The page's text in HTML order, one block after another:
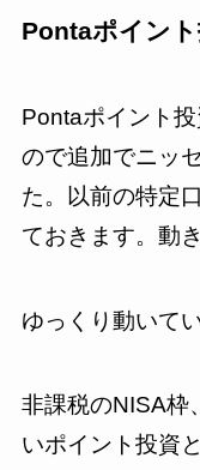
Pontaポイン
Pontaポイント
ので追加でニッ
た。以前の特定
ておきます。動
ゆっくり動いて
非課税のNISA枠
いポイント投資